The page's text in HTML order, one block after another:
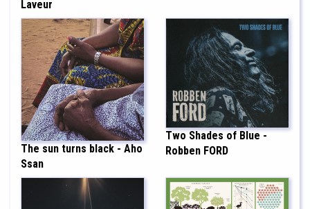
Laveur
The sun turns black - Aho
Ssan
Two Shades of Blue -
Robben FORD